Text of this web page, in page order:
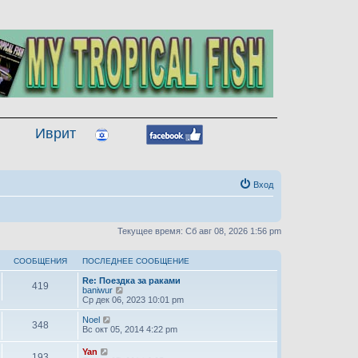
Иврит
Вход
Текущее время: Сб авг 08, 2026 1:56 pm
СООБЩЕНИЯ ПОСЛЕДНЕЕ СООБЩЕНИЕ
419
Re: Поездка за раками
baniwur
е
р
й
к
Ср дек 06, 2023 10:01 pm
348 Noel
е
Вс окт 05, 2014 4:22 pm
Yan